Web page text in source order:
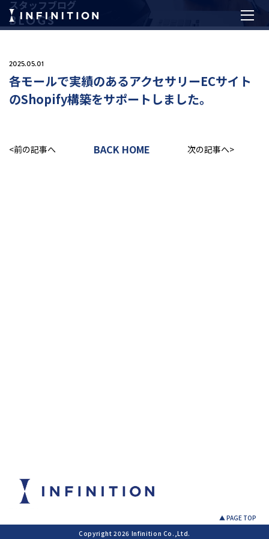
スタッフブログ
BLOGS
2025.05.01
各モールで実績のあるアクセサリーECサイト
のShopify構築をサポートしました。
<前の記事へ BACK HOME 次の記事へ>
▲ PAGE TOP
Copyright 2026 Infinition Co.,Ltd.